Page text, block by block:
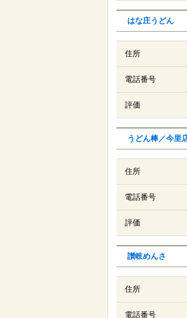
はな庄うどん
住所
電話番号
評価
うどん棒／今里
住所
電話番号
評価
讃岐めんさ
住所
電話番号